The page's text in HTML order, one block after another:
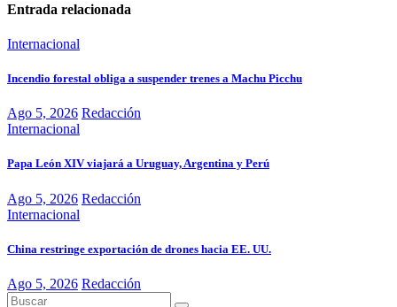
Entrada relacionada
Internacional
Incendio forestal obliga a suspender trenes a Machu Picchu
Ago 5, 2026 Redacción
Internacional
Papa León XIV viajará a Uruguay, Argentina y Perú
Ago 5, 2026 Redacción
Internacional
China restringe exportación de drones hacia EE. UU.
Ago 5, 2026 Redacción